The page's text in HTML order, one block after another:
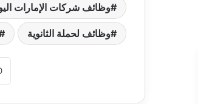
وظائف شركات الإمارات
وظائف لحملة الثانوية